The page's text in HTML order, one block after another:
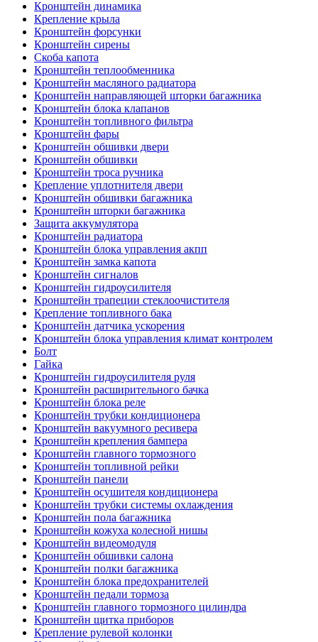
Кронштейн динамика
Крепление крыла
Кронштейн форсунки
Кронштейн сирены
Скоба капота
Кронштейн теплообменника
Кронштейн масляного радиатора
Кронштейн направляющей шторки багажника
Кронштейн блока клапанов
Кронштейн топливного фильтра
Кронштейн фары
Кронштейн обшивки двери
Кронштейн обшивки
Кронштейн троса ручника
Крепление уплотнителя двери
Кронштейн обшивки багажника
Кронштейн шторки багажника
Защита аккумулятора
Кронштейн радиатора
Кронштейн блока управления акпп
Кронштейн замка капота
Кронштейн сигналов
Кронштейн гидроусилителя
Кронштейн трапеции стеклоочистителя
Крепление топливного бака
Кронштейн датчика ускорения
Кронштейн блока управления климат контролем
Болт
Гайка
Кронштейн гидроусилителя руля
Кронштейн расширительного бачка
Кронштейн блока реле
Кронштейн трубки кондиционера
Кронштейн вакуумного ресивера
Кронштейн крепления бампера
Кронштейн главного тормозного
Кронштейн топливной рейки
Кронштейн панели
Кронштейн осушителя кондиционера
Кронштейн трубки системы охлаждения
Кронштейн пола багажника
Кронштейн кожуха колесной нишы
Кронштейн видеомодуля
Кронштейн обшивки салона
Кронштейн полки багажника
Кронштейн блока предохранителей
Кронштейн педали тормоза
Кронштейн главного тормозного цилиндра
Кронштейн щитка приборов
Крепление рулевой колонки